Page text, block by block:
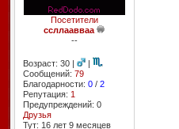
Посетители
ссллаавваа
--
Возраст: 30 |
|
Сообщений: 79
Благодарности: 0/ 2
Репутация: 1
Предупреждений: 0
Друзья
Тут: 16 лет 9 месяцев